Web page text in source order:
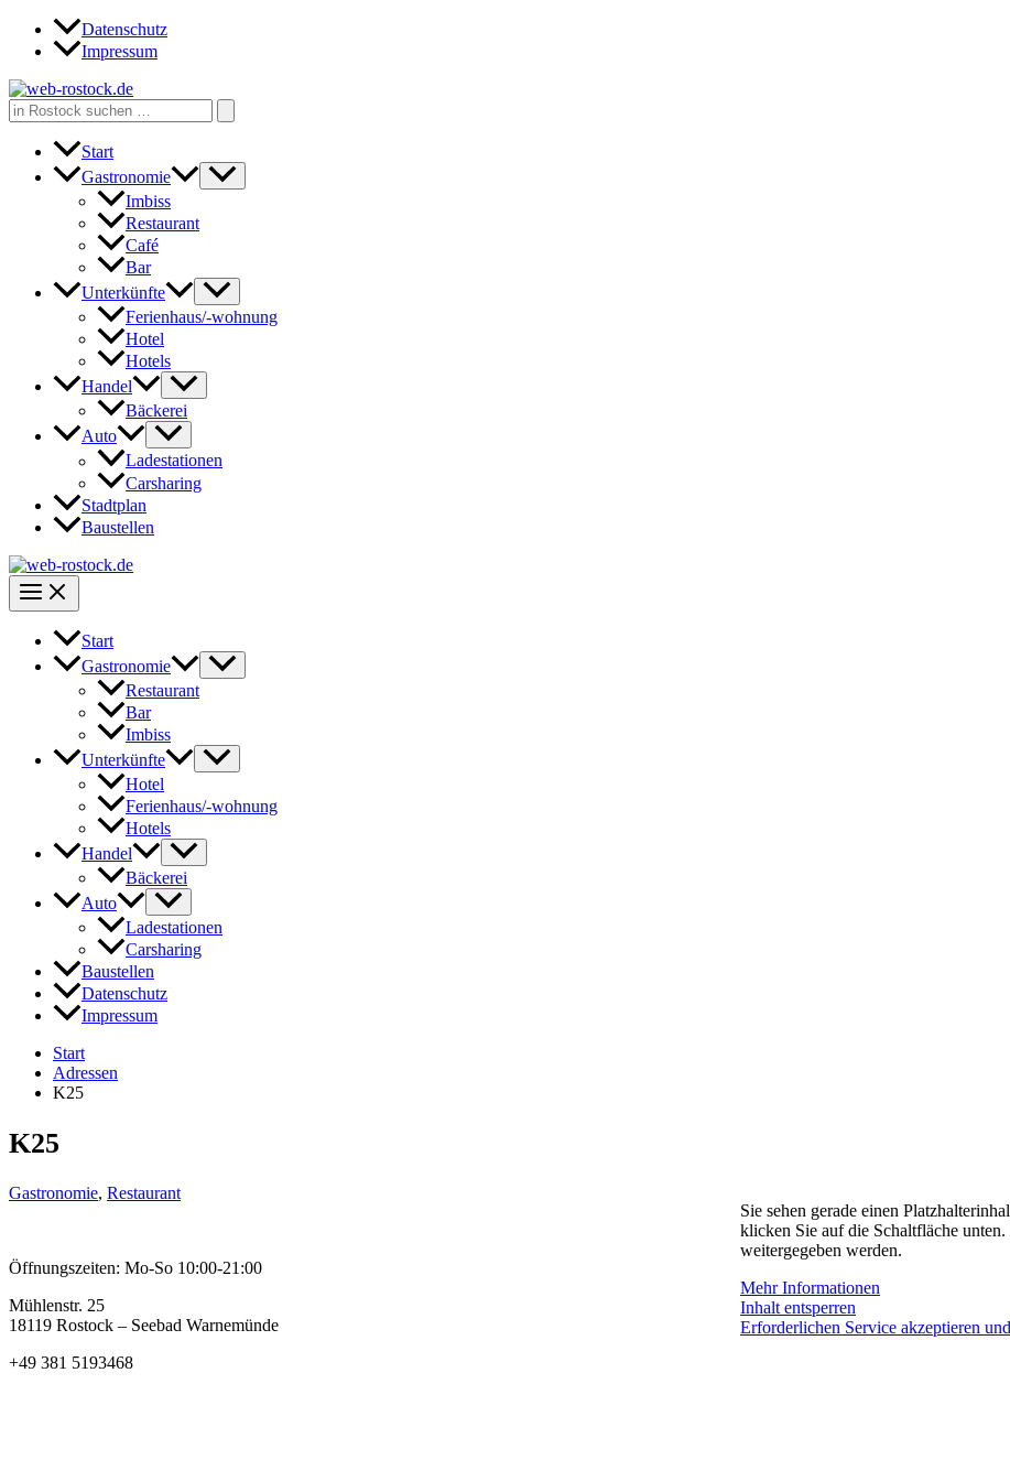
Zum
Inhalt
Datenschutz
Impressum
Search
for:
Start
Gastronomie
Imbiss
Restaurant
Café
Bar
Unterkünfte
Ferienhaus/-wohnung
Hotel
Hotels
Handel
Bäckerei
Auto
Ladestationen
Carsharing
Stadtplan
Baustellen
Start
Gastronomie
Restaurant
Bar
Imbiss
Unterkünfte
Hotel
Ferienhaus/-wohnung
Hotels
Handel
Bäckerei
Auto
Ladestationen
Carsharing
Baustellen
Datenschutz
Impressum
Start
Adressen
K25
K25
Gastronomie, Restaurant
Öffnungszeiten: Mo-So 10:00-21:00
Mühlenstr. 25
18119 Rostock – Seebad Warnemünde
+49 381 5193468
Sie sehen gerade einen
klicken Sie auf die Schaltfläche
weitergegeben werden.
Mehr Informationen
Inhalt entsperren
Erforderlichen Service akzeptieren